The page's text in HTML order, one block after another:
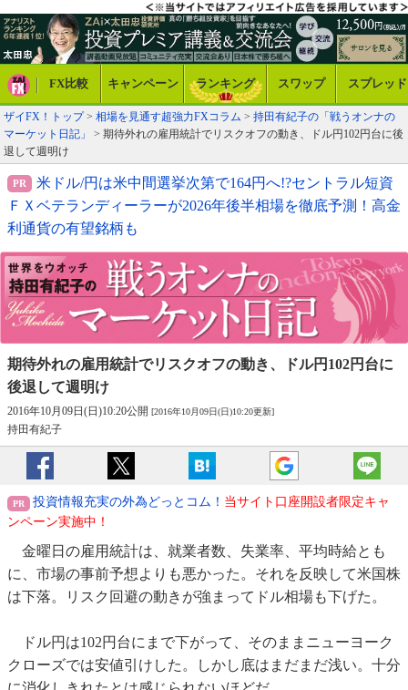
FX比較 キャンペーン ランキング スワップ スプレッド
ザイFX！トップ> 相場を見通す超強力FXコラム > 持田有紀子の「戦うオンナの
マーケット日記」
> 期待外れの雇用統計でリスクオフの動き、ドル円102円台に後
退して週明け
米ドル/円は米中間選挙次第で164円へ!?セントラル短資
ＦＸベテランディーラーが2026年後半相場を徹底予測！高金
利通貨の有望銘柄も
期待外れの雇用統計でリスクオフの動き、
ドル円102円台に
後退して週明け
2016年10月09日(日)10:20公開 [2016年10月09日(日)10:20更新]
持田有紀子
投資情報充実の外為どっとコム！ 当サイト口座開設者限定キャ
ンペーン実施中！
金曜日の雇用統計は、就業者数、失業率、平均時給とも
に、市場の事前予想よりも悪かった。それを反映して米国株
は下落。リスク回避の動きが強まってドル相場も下げた。
ドル円は102円台にまで下がって、そのままニューヨーク
クローズでは安値引けした。しかし底はまだまだ浅い。十分